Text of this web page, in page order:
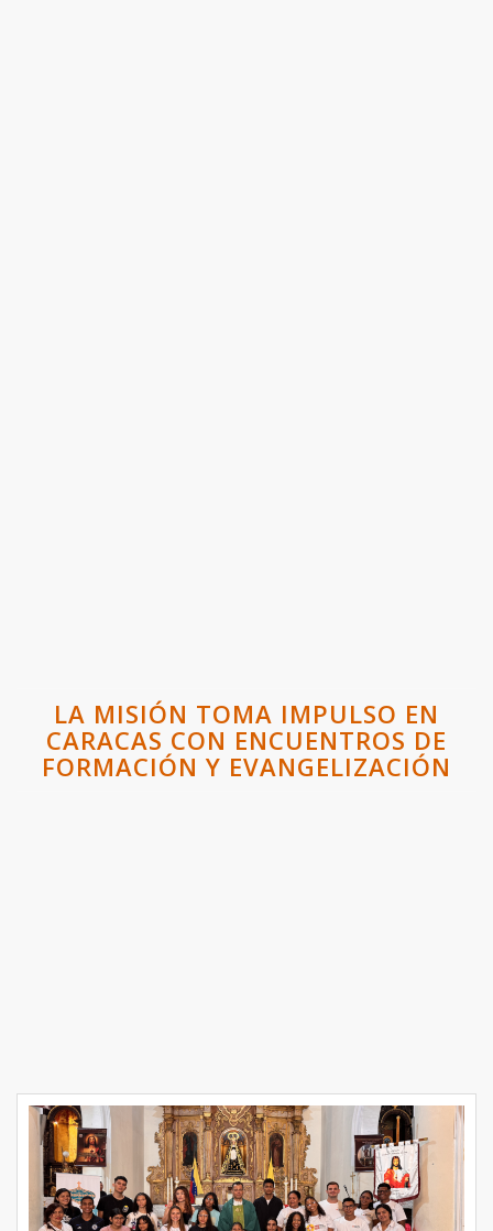
LA MISIÓN TOMA IMPULSO EN
CARACAS CON ENCUENTROS DE
FORMACIÓN Y EVANGELIZACIÓN